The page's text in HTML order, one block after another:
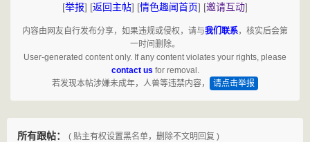
[举报] [返回主帖] [情色趣闻首页] [邀请互动]
内容由网友自行发布分享，如果违规或侵权，请与我们联系，核实后会第
一时间删除。
User-generated content only. If any content violates your rights, please
contact us for removal.
若发现本帖涉嫌未成年，人兽等违禁内容，
请点击举报
所有跟帖： ( 贴主有权设置黑名单，删除不文明回复 )